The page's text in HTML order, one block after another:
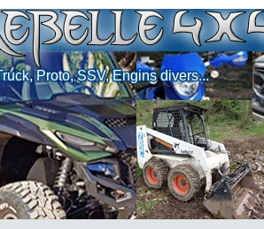
Proto, SSV, Engins divers...